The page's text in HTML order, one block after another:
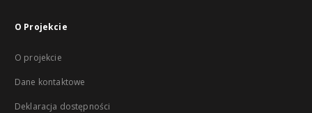
O Projekcie
O projekcie
Dane kontaktowe
Deklaracja dostępności